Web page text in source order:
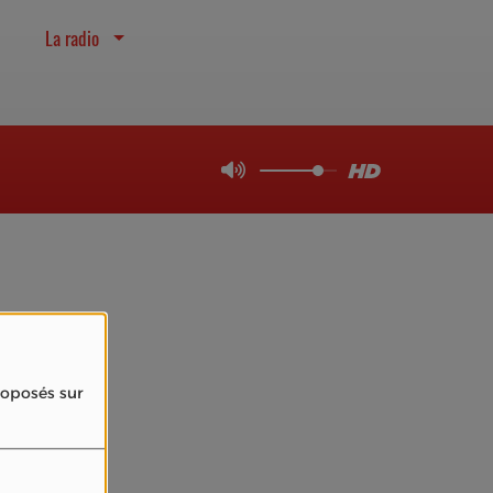
sur
La radio